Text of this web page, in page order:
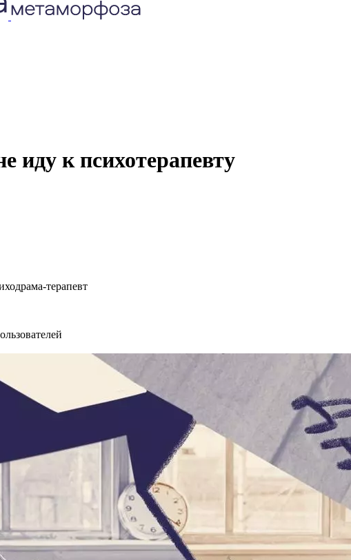
иду к психотерапевту
терапевт